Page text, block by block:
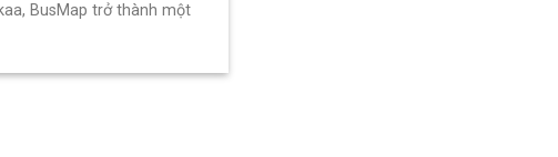
BusMap trở thành một